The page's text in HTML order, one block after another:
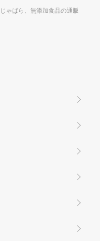
ゃばら、無添加食品の通販